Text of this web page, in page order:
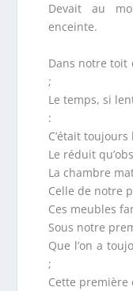
Devait au
enceinte.
Dans notre toit
;
Le temps, si
:
C’était
Le réduit
La chambre
Celle de notre
Ces meubles
Sous notre
Que l’on a
;
Cette première